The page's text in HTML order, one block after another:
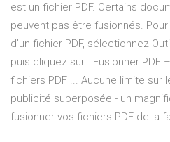
est un fichier PDF. Certains
peuvent pas être fusionnés.
d’un fichier PDF, sélectionnez
puis cliquez sur . Fusionner PDF
fichiers PDF ... Aucune limite sur
publicité superposée - un
fusionner vos fichiers PDF de la